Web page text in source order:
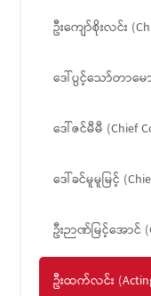
ဦးကျော်စိုးလင်း
ဒေါ်ပွင့်သော်တာမော
ဒေါ်ဇင်မီမီ (Chief
ဒေါ်ခင်မူမူမြင့်
ဦးဉာဏ်မြင့်အောင်
ဦးထက်လင်း